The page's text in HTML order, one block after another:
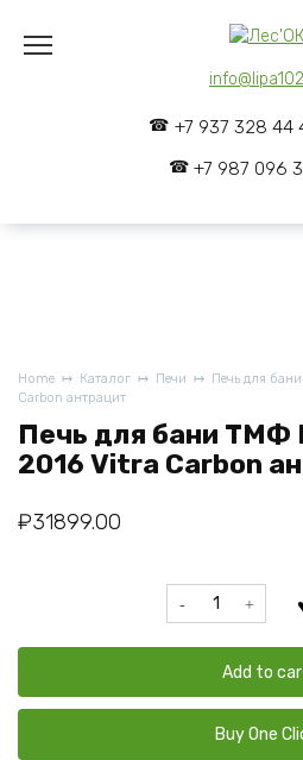
content
+7 937 328 44
+7 987 096
Home Каталог Печи
Печь для
Carbon антрацит
Печь для бани ТМФ
2016 Vitra Carbon
₽31899.00
для
бани
Гейзер
Add to
Buy One